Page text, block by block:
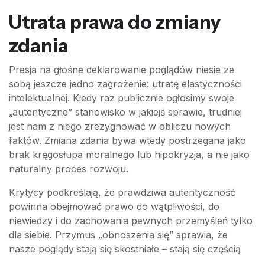
Utrata prawa do zmiany
zdania
Presja na głośne deklarowanie poglądów niesie ze
sobą jeszcze jedno zagrożenie: utratę elastyczności
intelektualnej. Kiedy raz publicznie ogłosimy swoje
„autentyczne” stanowisko w jakiejś sprawie, trudniej
jest nam z niego zrezygnować w obliczu nowych
faktów. Zmiana zdania bywa wtedy postrzegana jako
brak kręgosłupa moralnego lub hipokryzja, a nie jako
naturalny proces rozwoju.
Krytycy podkreślają, że prawdziwa autentyczność
powinna obejmować prawo do wątpliwości, do
niewiedzy i do zachowania pewnych przemyśleń tylko
dla siebie. Przymus „obnoszenia się” sprawia, że
nasze poglądy stają się skostniałe – stają się częścią